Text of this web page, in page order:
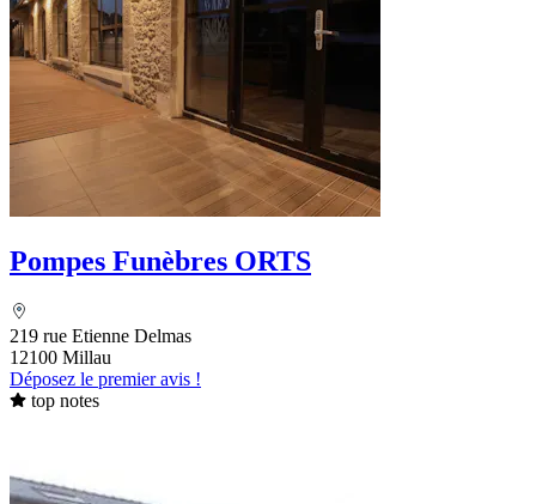
Pompes Funèbres ORTS
219 rue Etienne Delmas
12100 Millau
Déposez le premier avis !
top notes